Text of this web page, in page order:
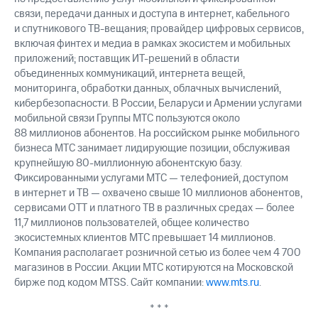
Регистратор
Реквизиты
Контакты
развитие
деловая этика
На главную
связи, передачи данных и доступа в интернет, кабельного
и спутникового ТВ-вещания; провайдер цифровых сервисов,
включая финтех и медиа в рамках экосистем и мобильных
приложений; поставщик ИТ-решений в области
объединенных коммуникаций, интернета вещей,
мониторинга, обработки данных, облачных вычислений,
кибербезопасности. В России, Беларуси и Армении услугами
мобильной связи Группы МТС пользуются около
88 миллионов абонентов. На российском рынке мобильного
бизнеса МТС занимает лидирующие позиции, обслуживая
крупнейшую 80-миллионную абонентскую базу.
Фиксированными услугами МТС — телефонией, доступом
в интернет и ТВ — охвачено свыше 10 миллионов абонентов,
сервисами OTT и платного ТВ в различных средах — более
11,7 миллионов пользователей, общее количество
экосистемных клиентов МТС превышает 14 миллионов.
Компания располагает розничной сетью из более чем 4 700
магазинов в России. Акции МТС котируются на Московской
бирже под кодом MTSS. Сайт компании:www.mts.ru.
* * *